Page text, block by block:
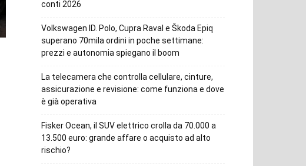
conti 2026
Volkswagen ID. Polo, Cupra Raval e Škoda Epiq
superano 70mila ordini in poche settimane:
prezzi e autonomia spiegano il boom
La telecamera che controlla cellulare, cinture,
assicurazione e revisione: come funziona e dove
è già operativa
Fisker Ocean, il SUV elettrico crolla da 70.000 a
13.500 euro: grande affare o acquisto ad alto
rischio?